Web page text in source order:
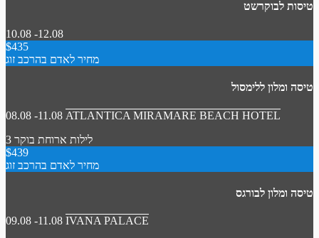
טיסות לבוקרשט
10.08 -12.08
$435
מחיר לאדם בהרכב זוג
טיסה ומלון ללימסול
08.08 -11.08 ATLANTICA MIRAMARE BEACH HOTEL
3 לילות ארוחת בוקר
$439
מחיר לאדם בהרכב זוג
טיסה ומלון לבורגס
09.08 -11.08 IVANA PALACE